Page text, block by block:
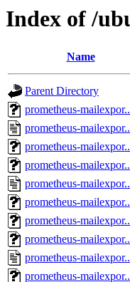
Index of /
Name
Parent Directory
prometheus-
prometheus-
prometheus-
prometheus-
prometheus-
prometheus-
prometheus-
prometheus-
prometheus-
prometheus-